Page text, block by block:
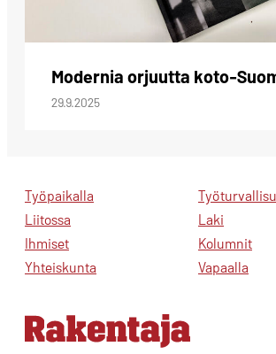
Modernia orjuutta koto-
29.9.2025
Työpaikalla
Liitossa
Ihmiset
Yhteiskunta
Laki
Kolumnit
Vapaalla